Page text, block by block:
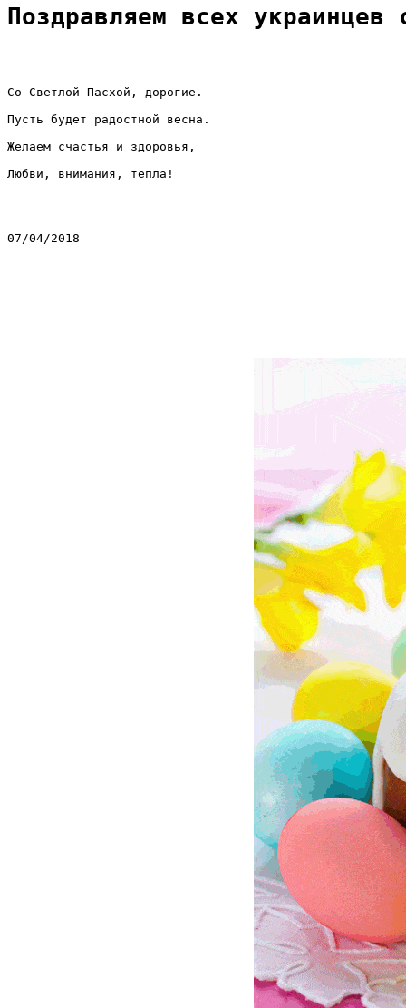
Поздравляем всех
Со Светлой Пасхой, дорогие.
Пусть будет радостной весна.
Желаем счастья и здоровья,
Любви, внимания, тепла!
07/04/2018